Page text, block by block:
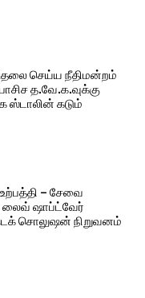
செய்ய நீதிமன்றம்
த.வே.க.வுக்கு
க ஸ்டாலின் கடும்
– சேவை
லைவ் ஷாப்ட்வேர்
டெக் சொலுஷன் நிறுவனம்